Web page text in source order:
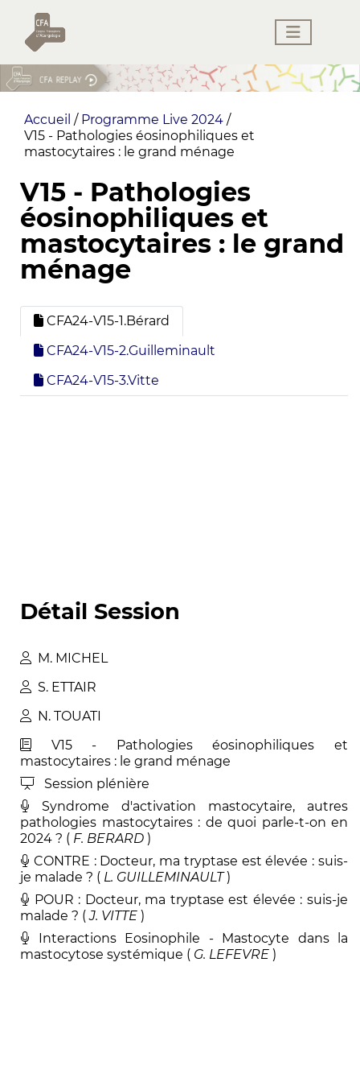
Accueil / Programme Live 2024 /
V15 - Pathologies éosinophiliques et
mastocytaires : le grand ménage
V15 - Pathologies
éosinophiliques et
mastocytaires : le grand
ménage
CFA24-V15-1.Bérard
CFA24-V15-2.Guilleminault
CFA24-V15-3.Vitte
Détail Session
M. MICHEL
S. ETTAIR
N. TOUATI
V15 - Pathologies éosinophiliques et
mastocytaires : le grand ménage
Session plénière
Syndrome d'activation mastocytaire, autres
pathologies mastocytaires : de quoi parle-t-on en
2024 ? ( F. BERARD )
CONTRE : Docteur, ma tryptase est élevée : suis-
je malade ? ( L . GUILLEMINAULT )
POUR : Docteur, ma tryptase est élevée : suis-je
malade ? (J. VITTE )
Interactions Eosinophile - Mastocyte dans la
mastocytose systémique ( G. LEFEVRE )